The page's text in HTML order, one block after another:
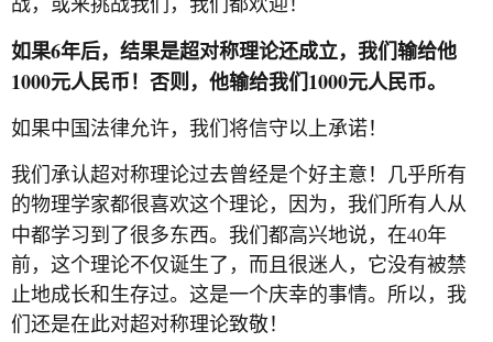
战，或来挑战我们，我们都欢迎！
如果6年后，结果是超对称理论还成立，我们输给他
1000元人民币！否则，他输给我们 1000元人民币。
如果中国法律允许，我们将信守以上承诺！
我们承认超对称理论过去曾经是个好主意！几乎所有
的物理学家都很喜欢这个理论，因为，我们所有人从
中都学习到了很多东西。我们都高兴地说，在40年
前，这个理论不仅诞生了，而且很迷人，它没有被禁
止地成长和生存过。这是一个庆幸的事情。所以，我
们还是在此对超对称理论致敬！